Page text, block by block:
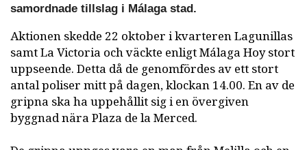
samordnade tillslag i Málaga stad.
Aktionen skedde 22 oktober i kvarteren Lagunillas
samt La Victoria och väckte enligt Málaga Hoy stort
uppseende. Detta då de genomfördes av ett stort
antal poliser mitt på dagen, klockan 14.00. En av de
gripna ska ha uppehållit sig i en övergiven
byggnad nära Plaza de la Merced.